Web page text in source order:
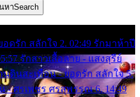
หาSearch
อดรัก สลักใจ 2. 02:49 รักมาห้าปี
รักสาวเสื้อลาย - แสงสุรีย์
นดินสะเทือน - ยอดรัก สลักใจ 5.
- ศรเพชร ศรสุพรรณ 6. 14:49